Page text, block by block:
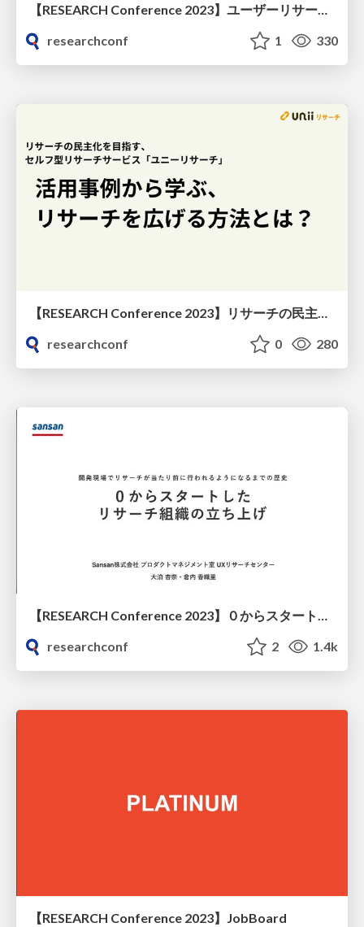
【RESEARCH Conference 2023】ユーザーリサーチにおける「定量調査」の重要性
researchconf
1 330
researchconf
0 280
【RESEARCH Conference 2023】０からスタートしたリサーチ組織の立ち上げ。開発現場でリサーチが当たり前に行われるようになるまでの歴史
researchconf
2 1.4k
【RESEARCH Conference 2023】JobBoard